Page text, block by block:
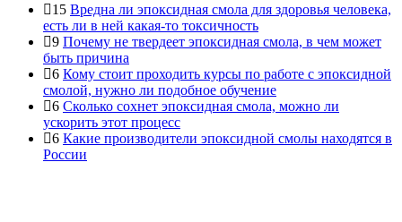
15 Вредна ли эпоксидная смола для здоровья человека,
есть ли в ней какая-то токсичность
9 Почему не твердеет эпоксидная смола, в чем может
быть причина
6 Кому стоит проходить курсы по работе с эпоксидной
смолой, нужно ли подобное обучение
6 Сколько сохнет эпоксидная смола, можно ли
ускорить этот процесс
6 Какие производители эпоксидной смолы находятся в
России